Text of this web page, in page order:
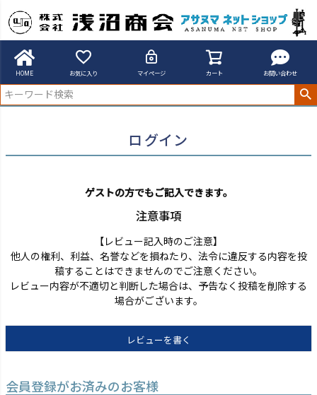
HOME お気に入り マイページ カート お問い合わせ
アサヌマネットショップ
ログイン
ゲストの方でもご記入できます。
注意事項
【レビュー記入時のご注意】
他人の権利、利益、名誉などを損ねたり、法令に違反する内容を投
稿することはできませんのでご注意ください。
レビュー内容が不適切と判断した場合は、予告なく投稿を削除する
場合がございます。
レビューを書く
会員登録がお済みのお客様